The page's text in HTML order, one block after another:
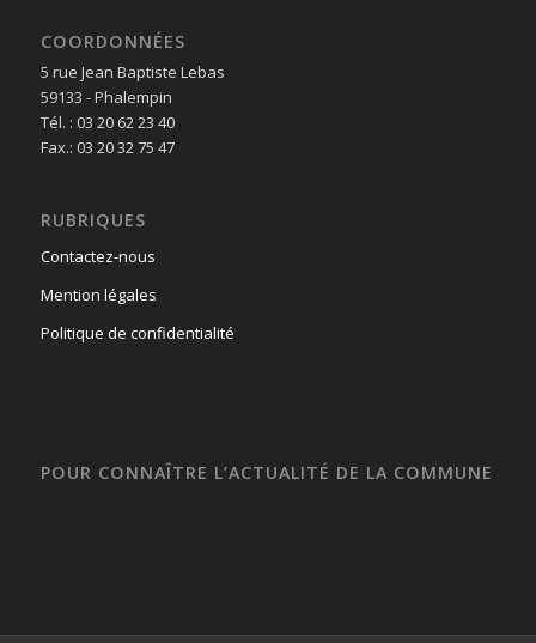
COORDONNÉES
5 rue Jean Baptiste Lebas
59133 - Phalempin
Tél. : 03 20 62 23 40
Fax.: 03 20 32 75 47
RUBRIQUES
Contactez-nous
Mention légales
Politique de confidentialité
POUR CONNAÎTRE L’ACTUALITÉ DE LA COMMUNE